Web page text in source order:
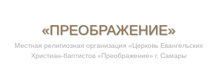
«ПРЕОБРАЖЕНИЕ»
Местная религиозная организация «Церковь Евангельских
Христиан-баптистов «Преображение» г. Самары